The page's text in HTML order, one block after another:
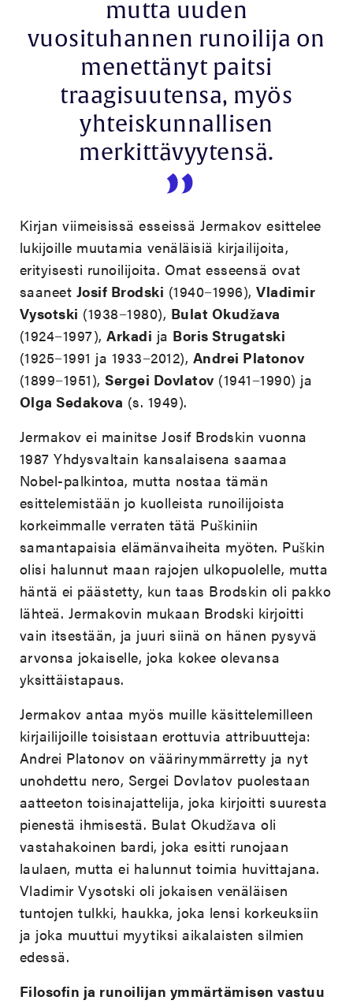
mutta uuden
vuosituhannen runoilija on
menettänyt paitsi
traagisuutensa, myös
yhteiskunnallisen
merkittävyytensä.
Kirjan viimeisissä esseissä Jermakov esittelee
lukijoille muutamia venäläisiä kirjailijoita,
erityisesti runoilijoita. Omat esseensä ovat
saaneet Josif Brodski (1940−1996),Vladimir
Vysotski (1938−1980), Bulat Okudžava
(1924−1997),Arkadi ja Boris Strugatski
(1925−1991 ja 1933−2012), Andrei Platonov
(1899−1951),Sergei Dovlatov (1941−1990) ja
Olga Sedakova (s. 1949).
Jermakov ei mainitse Josif Brodskin vuonna
1987 Yhdysvaltain kansalaisena saamaa
Nobel-palkintoa, mutta nostaa tämän
esittelemistään jo kuolleista runoilijoista
korkeimmalle verraten tätä Puškiniin
samantapaisia elämänvaiheita myöten. Puškin
olisi halunnut maan rajojen ulkopuolelle, mutta
häntä ei päästetty, kun taas Brodskin oli pakko
lähteä. Jermakovin mukaan Brodski kirjoitti
vain itsestään, ja juuri siinä on hänen pysyvä
arvonsa jokaiselle, joka kokee olevansa
yksittäistapaus.
Jermakov antaa myös muille käsittelemilleen
kirjailijoille toisistaan erottuvia attribuutteja:
Andrei Platonov on väärinymmärretty ja nyt
unohdettu nero, Sergei Dovlatov puolestaan
aatteeton toisinajattelija, joka kirjoitti suuresta
pienestä ihmisestä. Bulat Okudžava oli
vastahakoinen bardi, joka esitti runojaan
laulaen, mutta ei halunnut toimia huvittajana.
Vladimir Vysotski oli jokaisen venäläisen
tuntojen tulkki, haukka, joka lensi korkeuksiin
ja joka muuttui myytiksi aikalaisten silmien
edessä.
Filosofin ja runoilijan ymmärtämisen vastuu